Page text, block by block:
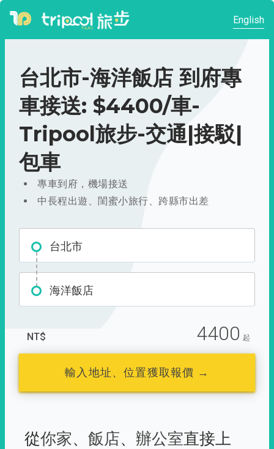
English
台北市-海洋飯店 到府專
車接送: $4400/車-
Tripool旅步-交通|接駁|
包車
專車到府，機場接送
中長程出遊、閨蜜小旅行、跨縣市出差
台北市
海洋飯店
NT$ 4400 起
輸入地址、位置獲取報價 →
從你家、 飯店、 辦公室直接上